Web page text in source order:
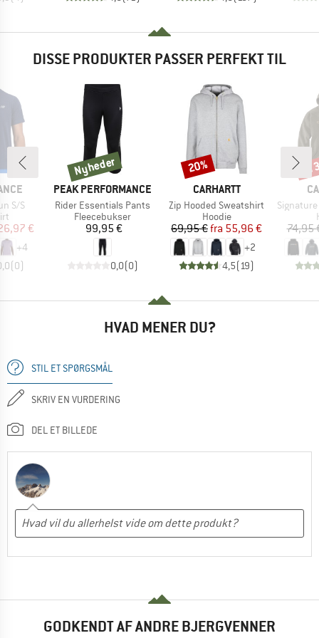
DISSE PRODUKTER PASSER PERFEKT TIL
S/S
pris
€
+4
(0)
MÆRKE
PEAK PERFORMANCE
Artikel
Rider Essentials Pants
Produktgruppe
Fleecebukser
Pris
99,95 €
0,0(0)
Nyheder
Nyheder
MÆRKE
CARHARTT
Artikel
Zip Hooded Sweatshirt
Produktgruppe
Hoodie
Pris
69,95 € Nedsat pris
fra 55,96 €
+2
4,5(19)
Rabat
20%
Artikel
Signature
74,95
HVAD MENER DU?
STIL ET SPØRGSMÅL
SKRIV EN VURDERING
DEL ET BILLEDE
GODKENDT AF ANDRE BJERGVENNER